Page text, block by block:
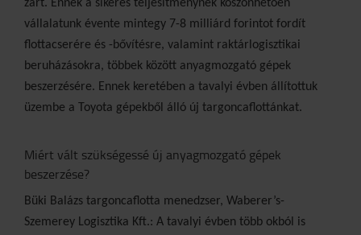
zárt. Ennek a sikeres teljesítménynek köszönhetően
vállalatunk évente mintegy 7-8 milliárd forintot fordít
flottacserére és -bővítésre, valamint raktárlogisztikai
beruházásokra, többek között anyagmozgató gépek
beszerzésére. Ennek keretében a tavalyi évben állítottuk
üzembe a Toyota gépekből álló új targoncaflottánkat.
Miért vált szükségessé új anyagmozgató gépek
beszerzése?
Büki Balázs targoncaflotta menedzser, Waberer’s-
Szemerey Logisztika Kft.: A tavalyi évben több okból is